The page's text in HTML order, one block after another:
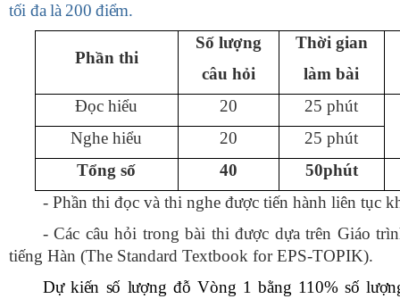
tối đa là 200 điểm.
Phần thi
Số lượng
câu hỏi
Thời gian
làm bài
Đọc hiểu
20 25 phút
Nghe hiểu
20 25 phút
Tổng số
40 50phút
- Phần thi đọc và thi nghe được tiến hành liên tục
-Các câu hỏi trong bài thi được dựa trên Giáo
tiếng Hàn (The Standard Textbook for EPS-TOPIK).
Dự kiến số lượng đỗ Vòng 1 bằng 110% số